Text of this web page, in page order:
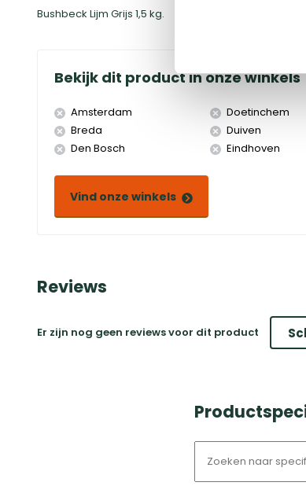
Bushbeck Lijm Grijs 1,5 kg.
Bekijk dit product in onze winkels
Amsterdam
Breda
Den Bosch
Doetinchem
Duiven
Eindhoven
Vind onze winkels
Reviews
Er zijn nog geen reviews voor dit product